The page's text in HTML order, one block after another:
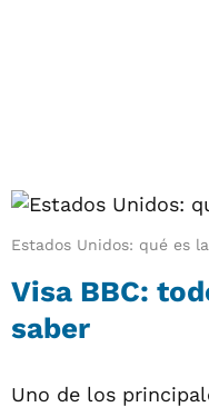
Estados Unidos: qué es
Visa BBC:
saber
Uno de los